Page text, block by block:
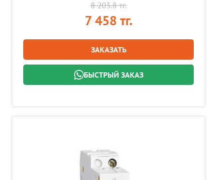
8 203.8 тг.
7 458 тг.
ЗАКАЗАТЬ
БЫСТРЫЙ ЗАКАЗ